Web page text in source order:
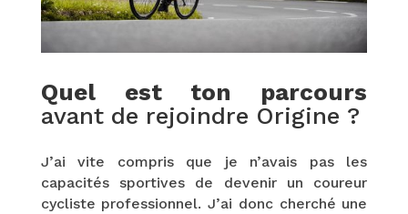
Quel est ton parcours
avant de rejoindre Origine ?
J’ai vite compris que je n’avais pas les
capacités sportives de devenir un coureur
cycliste professionnel. J’ai donc cherché une